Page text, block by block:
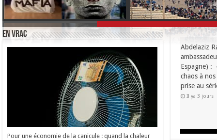
Abdelaziz
Espagne) :
chaos à
prise au
Il ya 3 jours
EN VRAC
Pour une économie de la canicule : quand la chaleur